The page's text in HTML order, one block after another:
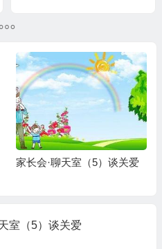
家长会·聊天室（5）谈关爱
室（5）谈关爱